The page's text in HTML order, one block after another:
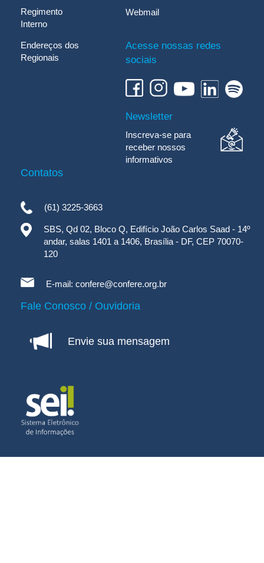
Regimento
Interno
Endereços dos
Regionais
Webmail
Acesse nossas redes
sociais
Newsletter
Inscreva-se para
receber nossos
informativos
Contatos
(61) 3225-3663
SBS, Qd 02, Bloco Q, Edifício João Carlos Saad - 14º
andar, salas 1401 a 1406, Brasília - DF, CEP 70070-
120
E-mail: confere@confere.org.br
Fale Conosco / Ouvidoria
Envie sua mensagem